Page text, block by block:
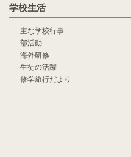
学校生活
主な学校行事
部活動
海外研修
生徒の活躍
修学旅行だより